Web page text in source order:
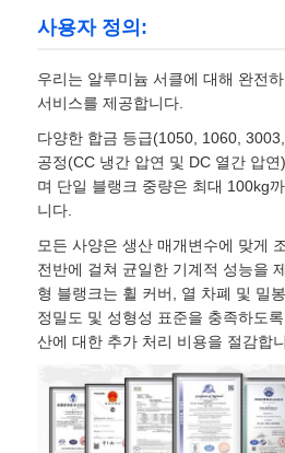
사용자 정의:
우리는 알루미늄 서클에 대해 완전
서비스를 제공합니다.
다양한 합금 등급(1050, 1060,
공정(CC 냉간 압연 및 DC 열간 압
며 단일 블랭크 중량은 최대 100kg
니다.
모든 사양은 생산 매개변수에 맞게
전반에 걸쳐 균일한 기계적 성능을
형 블랭크는 휠 커버, 열 차폐 및 밀
정밀도 및 성형성 표준을 충족하도
산에 대한 추가 처리 비용을 절감합